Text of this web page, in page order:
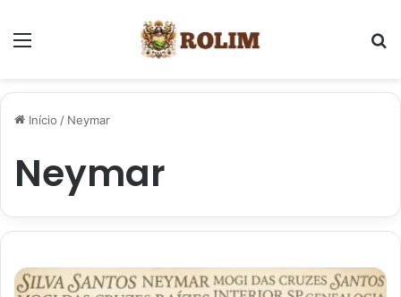
Início / Neymar
Neymar